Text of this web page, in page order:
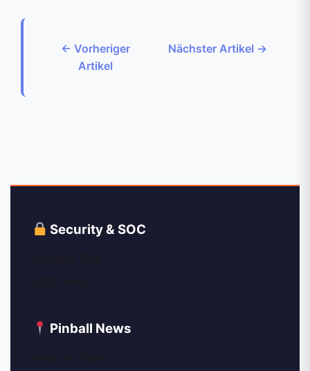
← Vorheriger
Artikel
Nächster Artikel →
Security & SOC
Pinball News